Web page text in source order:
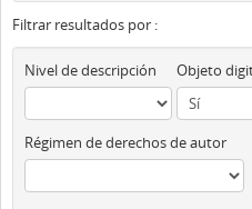
Filtrar resultados por :
Nivel de descripción
Régimen de derechos de autor